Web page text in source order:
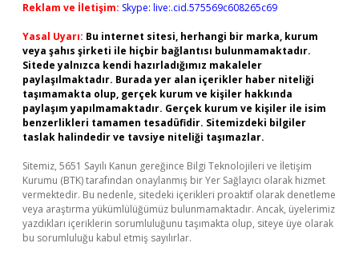
Reklam ve İletişim: Skype: live:.cid.575569c608265c69
Yasal Uyarı: Bu internet sitesi, herhangi bir marka, kurum
veya şahıs şirketi ile hiçbir bağlantısı bulunmamaktadır.
Sitede yalnızca kendi hazırladığımız makaleler
paylaşılmaktadır. Burada yer alan içerikler haber niteliği
taşımamakta olup, gerçek kurum ve kişiler hakkında
paylaşım yapılmamaktadır. Gerçek kurum ve kişiler ile isim
benzerlikleri tamamen tesadüfidir. Sitemizdeki bilgiler
taslak halindedir ve tavsiye niteliği taşımazlar.
Sitemiz, 5651 Sayılı Kanun gereğince Bilgi Teknolojileri ve İletişim
Kurumu (BTK) tarafından onaylanmış bir Yer Sağlayıcı olarak hizmet
vermektedir. Bu nedenle, sitedeki içerikleri proaktif olarak denetleme
veya araştırma yükümlülüğümüz bulunmamaktadır. Ancak, üyelerimiz
yazdıkları içeriklerin sorumluluğunu taşımakta olup, siteye üye olarak
bu sorumluluğu kabul etmiş sayılırlar.